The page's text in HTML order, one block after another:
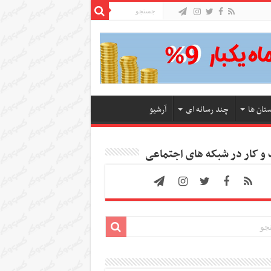
ها چند رسانه ای آرشیو
کار در شبکه های اجتماعی